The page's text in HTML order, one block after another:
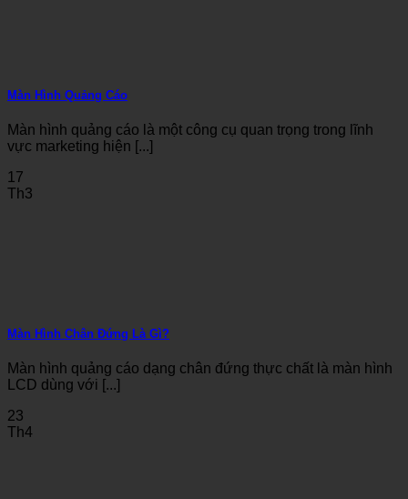
Màn Hình Quảng Cáo
Màn hình quảng cáo là một công cụ quan trọng trong lĩnh
vực marketing hiện [...]
17
Th3
Màn Hình Chân Đứng Là Gì?
Màn hình quảng cáo dạng chân đứng thực chất là màn hình
LCD dùng với [...]
23
Th4